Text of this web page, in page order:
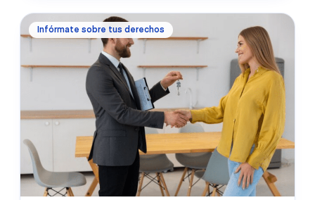
Infórmate sobre tus derechos